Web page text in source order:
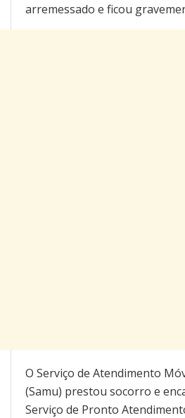
arremessado e ficou
O Serviço de Atendimento
(Samu) prestou socorro e
Serviço de Pronto